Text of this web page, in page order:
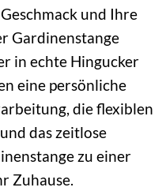
und Ihre
Gardinenstange
in echte Hingucker
eine persönliche
die flexiblen
das zeitlose
zu einer
Zuhause.